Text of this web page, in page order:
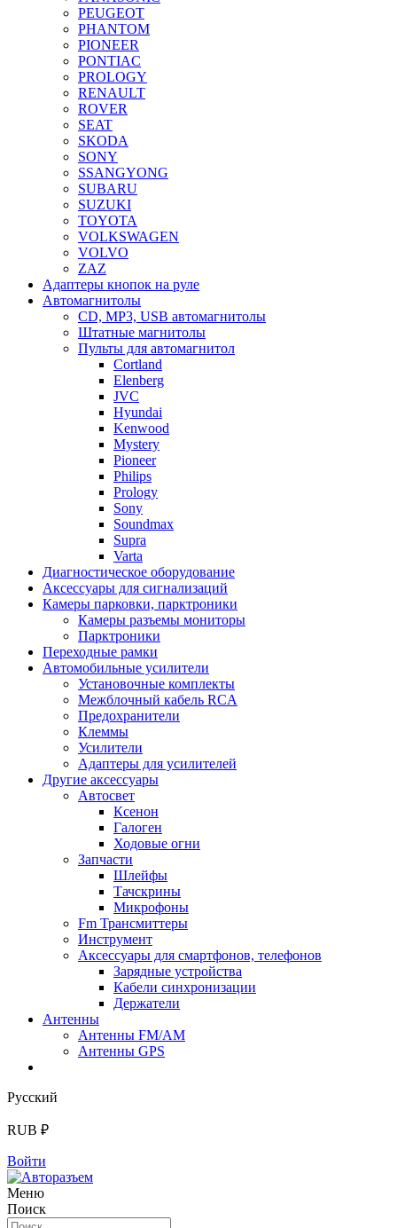
PEUGEOT
PHANTOM
PIONEER
PONTIAC
PROLOGY
RENAULT
ROVER
SEAT
SKODA
SONY
SSANGYONG
SUBARU
SUZUKI
TOYOTA
VOLKSWAGEN
VOLVO
ZAZ
Адаптеры кнопок на руле
Автомагнитолы
CD, MP3, USB автомагнитолы
Штатные магнитолы
Пульты для автомагнитол
Cortland
Elenberg
JVC
Hyundai
Kenwood
Mystery
Pioneer
Philips
Prology
Sony
Soundmax
Supra
Varta
Диагностическое оборудование
Аксессуары для сигнализаций
Камеры парковки, парктроники
Камеры разъемы мониторы
Парктроники
Переходные рамки
Автомобильные усилители
Установочные комплекты
Межблочный кабель RCA
Предохранители
Клеммы
Усилители
Адаптеры для усилителей
Другие аксессуары
Автосвет
Ксенон
Галоген
Ходовые огни
Запчасти
Шлейфы
Тачскрины
Микрофоны
Fm Трансмиттеры
Инструмент
Аксессуары для смартфонов, телефонов
Зарядные устройства
Кабели синхронизации
Держатели
Антенны
Антенны FM/AM
Антенны GPS
Русский
RUB ₽
Войти
Меню
Поиск